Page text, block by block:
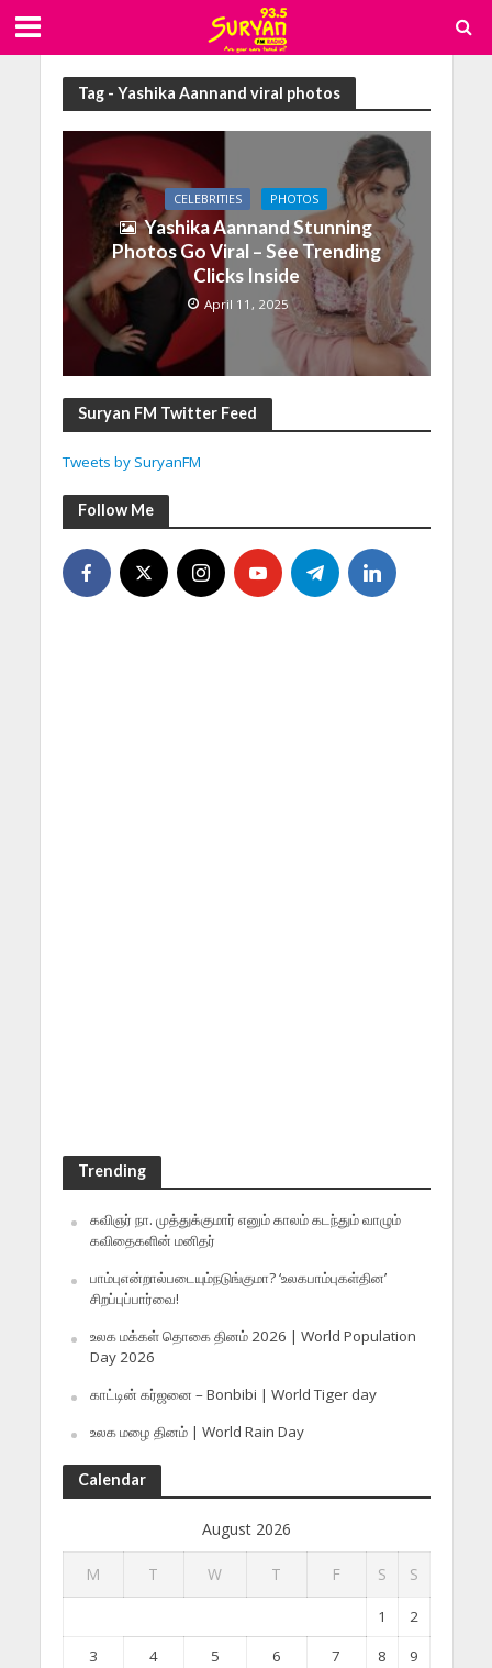
Tag - Yashika Aannand viral photos
CELEBRITIES PHOTOS
Yashika Aannand Stunning
Photos Go Viral – See Trending
Clicks Inside
April 11, 2025
Suryan FM Twitter Feed
Tweets by SuryanFM
Follow Me
Trending
கவிஞர் நா. முத்துக்குமார் எனும் காலம் கடந்தும் வாழும்
கவிதைகளின் மனிதர்
பாம்புஎன்றால்படையும்நடுங்குமா? ‘உலகபாம்புகள்தின’
சிறப்புப்பார்வை!
உலக மக்கள் தொகை தினம் 2026 | World Population
Day 2026
காட்டின் கர்ஜனை – Bonbibi | World Tiger day
உலக மழை தினம் | World Rain Day
Calendar
August 2026
M T W T F S S
1
2
3
4 5 6 7 8 9